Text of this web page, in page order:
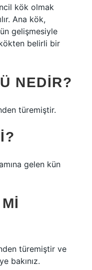
kök olmak
Ana kök,
gelişmesiyle
belirli bir
NEDIR?
türemiştir.
gelen kün
türemiştir ve
bakınız.